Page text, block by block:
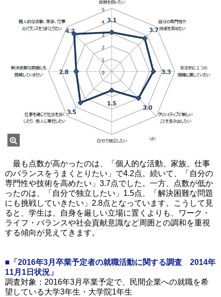
最も点数が高かったのは、「個人的な活動、家族、仕事
のバランスをうまくとりたい」で4.2点。続いて、「自分の
専門性や技術を高めたい」3.7点でした。一方、点数が低か
ったのは、「自分で独立したい」1.5点、「解決困難な問題
にも挑戦していきたい」2.8点となっています。こうして見
ると、学生は、自身を厳しい立場に置くよりも、ワーク・
ライフ・バランスや社会貢献意識など周囲との調和を重視
する傾向が見えてきます。
■「2016年3月卒業予定者の就職活動に関する調査 2014年
11月1日状況」
調査対象：2016年3月卒業予定で、民間企業への就職を希
望している大学3年生・大学院1年生